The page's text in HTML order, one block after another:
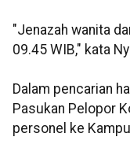
"Jenazah wanita
09.45 WIB," kata
Dalam pencarian
Pasukan Pelopor
personel ke